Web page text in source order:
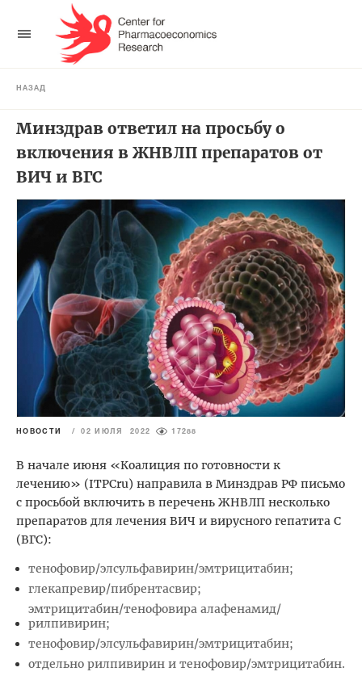
НАЗАД
Минздрав ответил на просьбу о
включения в ЖНВЛП препаратов от
ВИЧ и ВГС
НОВОСТИ / 02 ИЮЛЯ 2022 17288
В начале июня «Коалиция по готовности к
лечению» (ITPCru) направила в Минздрав РФ письмо
с просьбой включить в перечень ЖНВЛП несколько
препаратов для лечения ВИЧ и вирусного гепатита С
(ВГС):
тенофовир/элсульфавирин/эмтрицитабин;
глекапревир/пибрентасвир;
эмтрицитабин/тенофовира алафенамид/
рилпивирин;
тенофовир/элсульфавирин/эмтрицитабин;
отдельно рилпивирин и тенофовир/эмтрицитабин.